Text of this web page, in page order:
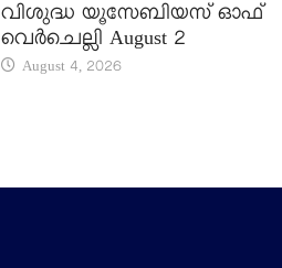
വിശുദ്ധ യൂസേബിയസ് ഓഫ്
വെർചെല്ലി August 2
August 4, 2026